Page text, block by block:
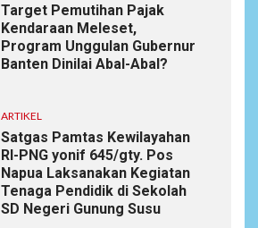
Target Pemutihan Pajak
Kendaraan Meleset,
Program Unggulan Gubernur
Banten Dinilai Abal-Abal?
ARTIKEL
Satgas Pamtas Kewilayahan
RI-PNG yonif 645/gty. Pos
Napua Laksanakan Kegiatan
Tenaga Pendidik di Sekolah
SD Negeri Gunung Susu